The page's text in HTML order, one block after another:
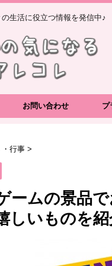
生活に役立つ情報を発信中♪
お問い合わせ プ
・行事 >
ームの景品
しいものを